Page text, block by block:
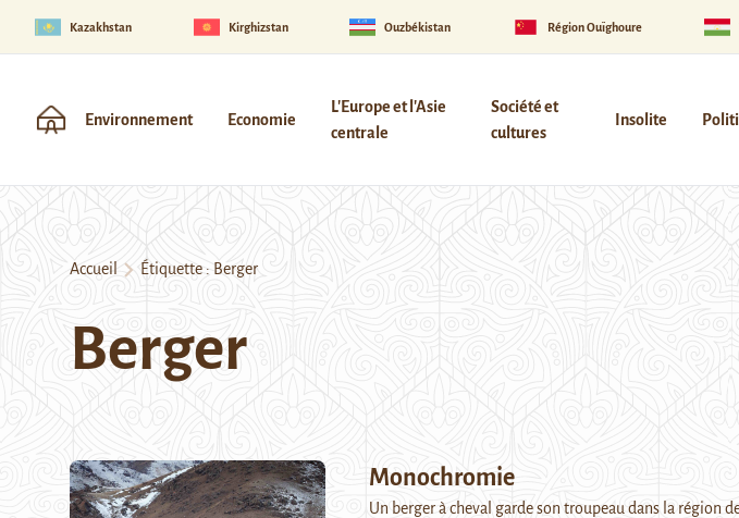
Kazakhstan Kirghizstan Ouzbékistan Région Ouïghoure
Environnement Economie
L'Europe et l'Asie
centrale
Société et
cultures
Insolite
Accueil Étiquette : Berger
Berger
Monochromie
Un berger à cheval garde son troupeau dans la région